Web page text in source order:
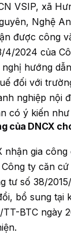
VSIP, xã
Nghệ
được công
4/2024 của
hướng
đối với
nghiệp nội
có ý kiến như
của DNCX
nhận gia
ty căn
tư số 38/
bổ sung tại
BTC ngày